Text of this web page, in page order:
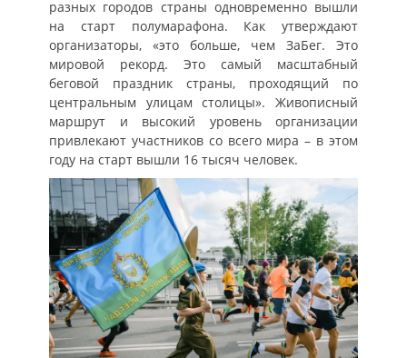
разных городов страны одновременно вышли
на старт полумарафона. Как утверждают
организаторы, «это больше, чем ЗаБег. Это
мировой рекорд. Это самый масштабный
беговой праздник страны, проходящий по
центральным улицам столицы». Живописный
маршрут и высокий уровень организации
привлекают участников со всего мира – в этом
году на старт вышли 16 тысяч человек.